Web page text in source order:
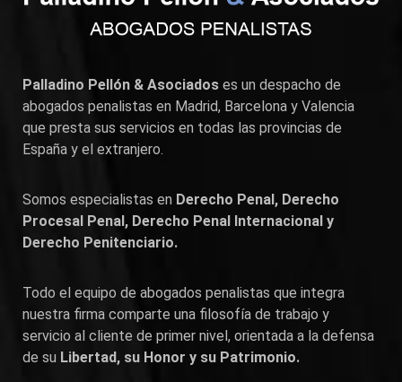
Palladino Pellón & Asociados es un despacho de
abogados penalistas en Madrid, Barcelona y Valencia
que presta sus servicios en todas las provincias de
España y el extranjero.
Somos especialistas en Derecho Penal, Derecho
Procesal Penal, Derecho Penal Internacional y
Derecho Penitenciario.
Todo el equipo de abogados penalistas que integra
nuestra firma comparte una filosofía de trabajo y
servicio al cliente de primer nivel, orientada a la defensa
de su Libertad, su Honor y su Patrimonio.